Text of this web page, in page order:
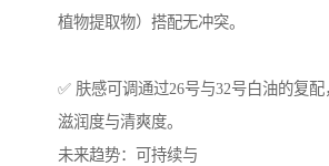
植物提取物）搭配无冲突。
✅ 肤感可调通过26号与32号白油的复
滋润度与清爽度。
未来趋势：可持续与